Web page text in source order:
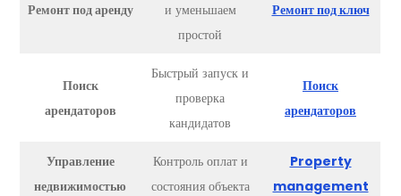
Ремонт под аренду
и уменьшаем
простой
Ремонт под ключ
Поиск
арендаторов
Быстрый запуск и
проверка
кандидатов
Поиск
арендаторов
Управление
недвижимостью
Контроль оплат и
состояния объекта
Property
management